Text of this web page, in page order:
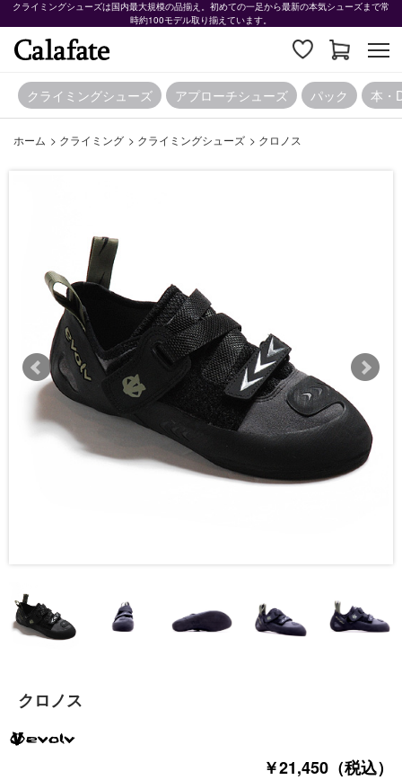
クライミングシューズは国内最大規模の品揃え。初めての一足から最新の本気シューズまで常
時約100モデル取り揃えています。
クライミングシューズ アプローチシューズ パック 本・
ホーム > クライミング > クライミングシューズ > クロノス
クロノス
￥21,450（税込）